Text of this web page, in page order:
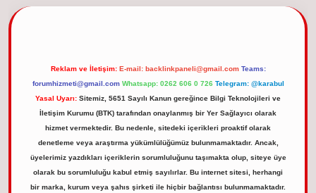
Reklam ve İletişim: E-mail: backlinkpaneli@gmail.com Teams:
forumhizmeti@gmail.com Whatsapp: 0262 606 0 726 Telegram: @karabul
Yasal Uyarı: Sitemiz, 5651 Sayılı Kanun gereğince Bilgi Teknolojileri ve
İletişim Kurumu (BTK) tarafından onaylanmış bir Yer Sağlayıcı olarak
hizmet vermektedir. Bu nedenle, sitedeki içerikleri proaktif olarak
denetleme veya araştırma yükümlülüğümüz bulunmamaktadır. Ancak,
üyelerimiz yazdıkları içeriklerin sorumluluğunu taşımakta olup, siteye üye
olarak bu sorumluluğu kabul etmiş sayılırlar. Bu internet sitesi, herhangi
bir marka, kurum veya şahıs şirketi ile hiçbir bağlantısı bulunmamaktadır.